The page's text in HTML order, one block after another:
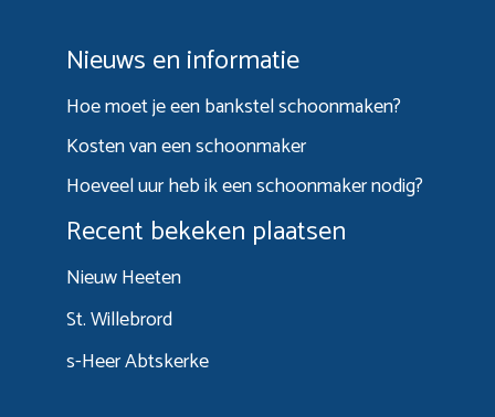
Nieuws en informatie
Hoe moet je een bankstel schoonmaken?
Kosten van een schoonmaker
Hoeveel uur heb ik een schoonmaker nodig?
Recent bekeken plaatsen
Nieuw Heeten
St. Willebrord
s-Heer Abtskerke